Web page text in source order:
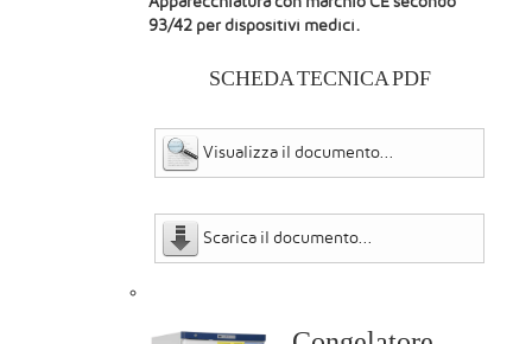
93/42 per dispositivi medici.
SCHEDA TECNICA PDF
Visualizza il documento...
Scarica il documento...